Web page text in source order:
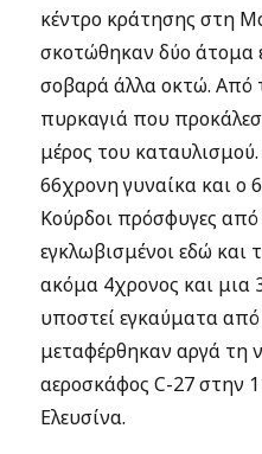
κέντρο κράτησης στη
σκοτώθηκαν δύο άτομα
σοβαρά άλλα οκτώ. Από
πυρκαγιά που
μέρος του καταυλισμού.
66χρονη γυναίκα και ο
Κούρδοι πρόσφυγες από
εγκλωβισμένοι εδώ και
ακόμα 4χρονος και μια
υποστεί εγκαύματα
μεταφέρθηκαν αργά τη
αεροσκάφος C-27 στην
Ελευσίνα.